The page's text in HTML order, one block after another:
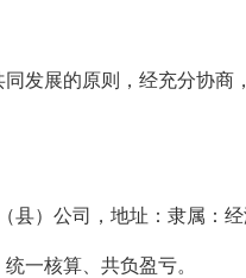
发展的原则，经充分协
县）公司，地址：隶属：
一核算、共负盈亏。